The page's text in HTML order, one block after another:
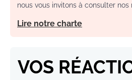
nous vous invitons à consulter nos
Lire notre charte
VOS